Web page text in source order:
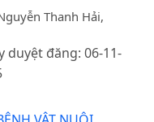
Thanh Hải,
duyệt đăng: 06-11-